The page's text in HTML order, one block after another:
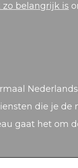
belangrijk is
die je de
gaat het om